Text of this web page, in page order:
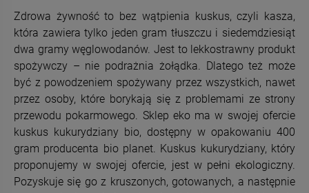
Zdrowa żywność to bez wątpienia kuskus, czyli kasza,
która zawiera tylko jeden gram tłuszczu i siedemdziesiąt
dwa gramy węglowodanów. Jest to lekkostrawny produkt
spożywczy – nie podrażnia żołądka. Dlatego też może
być z powodzeniem spożywany przez wszystkich, nawet
przez osoby, które borykają się z problemami ze strony
przewodu pokarmowego. Sklep eko ma w swojej ofercie
kuskus kukurydziany bio, dostępny w opakowaniu 400
gram producenta bio planet. Kuskus kukurydziany, który
proponujemy w swojej ofercie, jest w pełni ekologiczny.
Pozyskuje się go z kruszonych, gotowanych, a następnie